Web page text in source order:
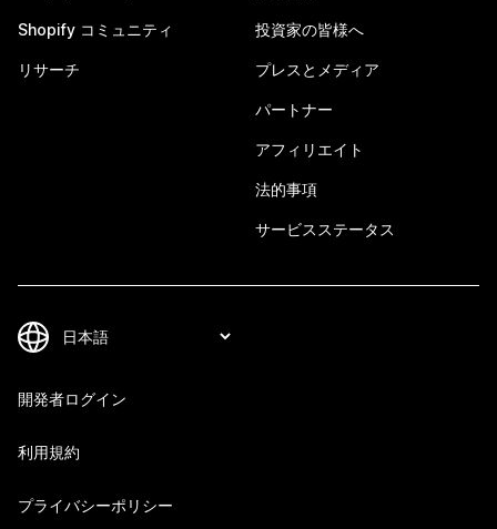
Shopify コミュニティ
リサーチ
投資家の皆様へ
プレスとメディア
パートナー
アフィリエイト
法的事項
サービスステータス
開発者ログイン
利用規約
プライバシーポリシー